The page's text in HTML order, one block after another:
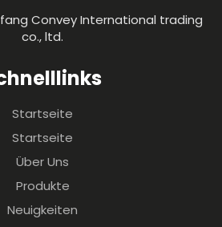
Convey International trading
co., ltd.
Startseite
Startseite
Über Uns
Produkte
Neuigkeiten